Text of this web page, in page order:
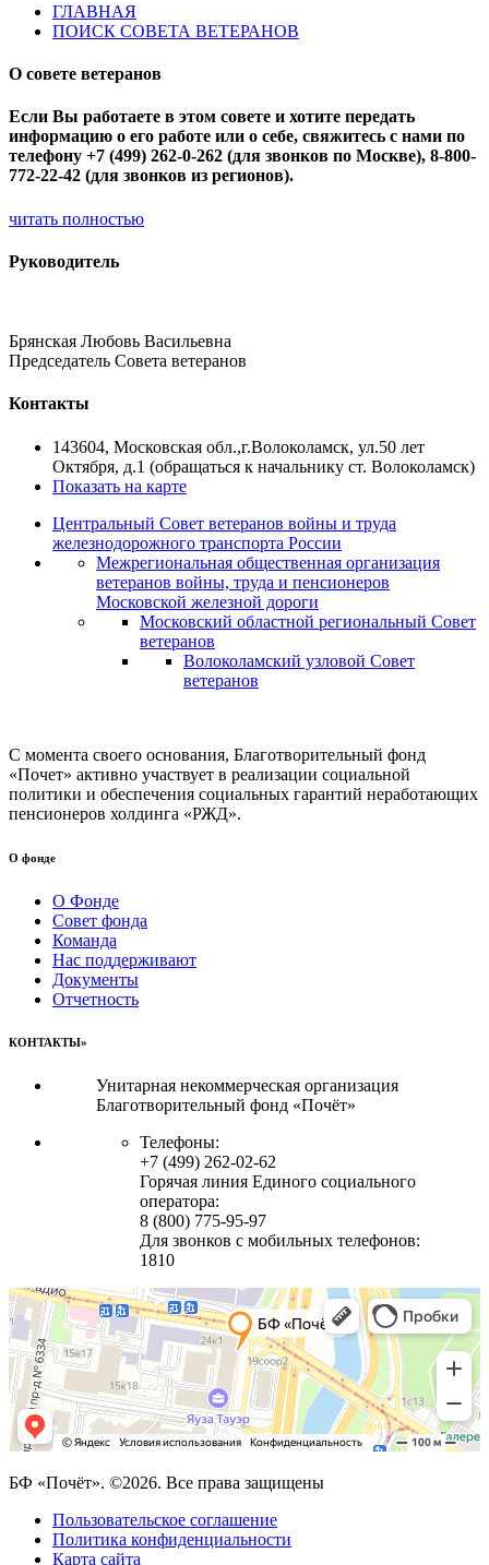
ГЛАВНАЯ
ПОИСК СОВЕТА ВЕТЕРАНОВ
О совете ветеранов
Если Вы работаете в этом совете и хотите передать
информацию о его работе или о себе, свяжитесь с нами по
телефону +7 (499) 262-0-262 (для звонков по Москве), 8-800-
772-22-42 (для звонков из регионов).
читать полностью
Руководитель
Брянская Любовь Васильевна
Председатель Совета ветеранов
Контакты
143604, Московская обл.,г.Волоколамск, ул.50 лет
Октября, д.1 (обращаться к начальнику ст. Волоколамск)
Показать на карте
Центральный Совет ветеранов войны и труда
железнодорожного транспорта России
Межрегиональная общественная организация
ветеранов войны, труда и пенсионеров
Московской железной дороги
Московский областной региональный Совет
ветеранов
Волоколамский узловой Совет
ветеранов
С момента своего основания, Благотворительный фонд
«Почет» активно участвует в реализации социальной
политики и обеспечения социальных гарантий неработающих
пенсионеров холдинга «РЖД».
О фонде
О Фонде
Совет фонда
Команда
Нас поддерживают
Документы
Отчетность
КОНТАКТЫ»
Унитарная некоммерческая организация
Благотворительный фонд «Почёт»
Телефоны:
+7 (499) 262-02-62
Горячая линия Единого социального
оператора:
8 (800) 775-95-97
Для звонков с мобильных телефонов:
1810
БФ «Почёт». ©2026. Все права защищены
Пользовательское соглашение
Политика конфиденциальности
Карта сайта